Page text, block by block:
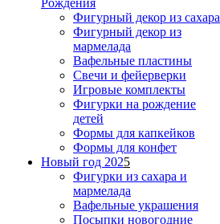
Фигурный декор из сахара
Фигурный декор из
мармелада
Вафельные пластины
Свечи и фейерверки
Игровые комплекты
Фигурки на рождение
детей
Формы для капкейков
Формы для конфет
Новый год 2025
Фигурки из сахара и
мармелада
Вафельные украшения
Посыпки новогодние